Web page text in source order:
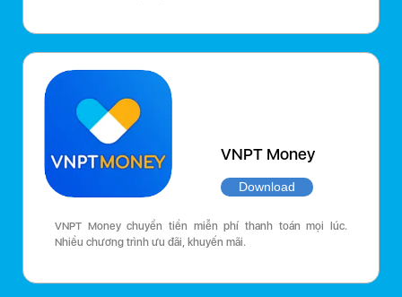
VNPT Money
Download
VNPT Money chuyển tiền miễn phí thanh toán mọi lúc.
Nhiều chương trình ưu đãi, khuyến mãi.